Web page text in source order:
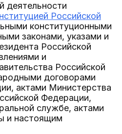
деятельности
Российской
конституционными
законами, указами и
Российской
и
Российской
договорами
актами Министерства
Федерации,
службе, актами
и настоящим